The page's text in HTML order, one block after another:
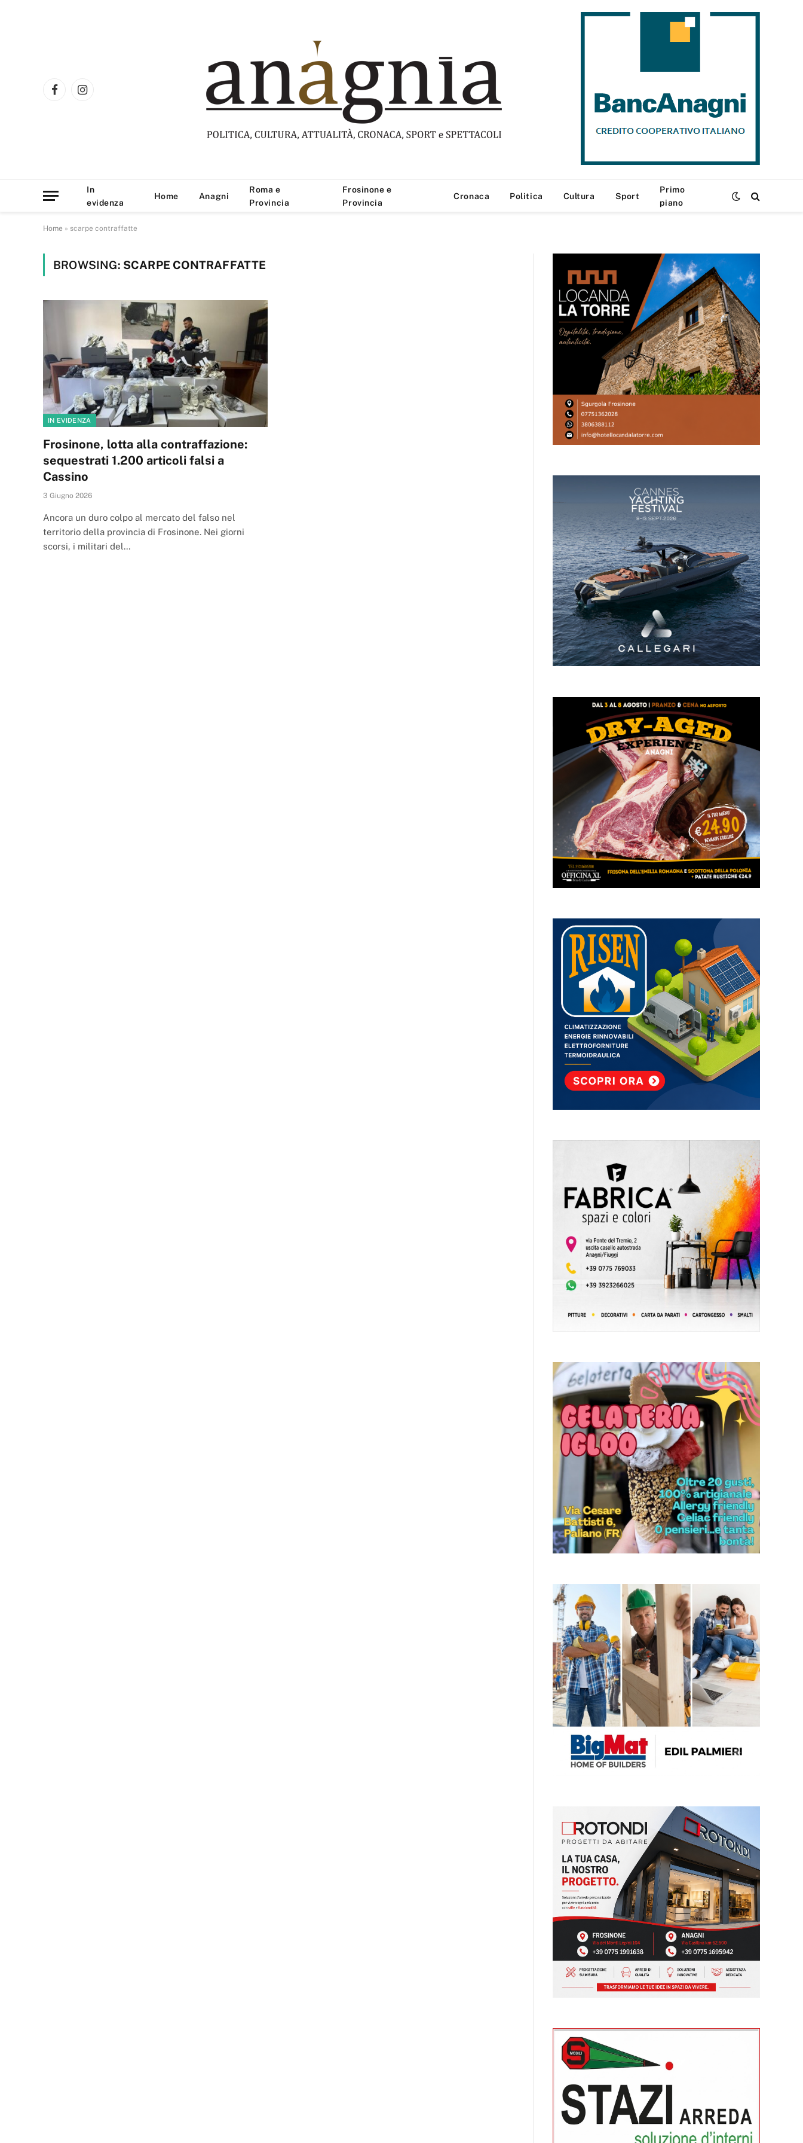
FacebookInstagram
In
evidenza
Home Anagni
Roma e
Provincia
Frosinone e
Provincia
Cronaca Politica Cultura Sport
Primo
piano
Home » scarpe contraffatte
BROWSING: SCARPE CONTRAFFATTE
IN EVIDENZA
Frosinone, lotta alla contraffazione:
sequestrati 1.200 articoli falsi a
Cassino
3 Giugno 2026
Ancora un duro colpo al mercato del falso nel
territorio della provincia di Frosinone. Nei giorni
scorsi, i militari del…